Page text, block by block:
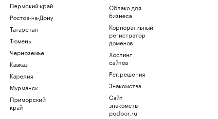
Пермский край
Ростов-на-Дону
Татарстан
Тюмень
Черноземье
Кавказ
Карелия
Мурманск
Приморский
край
Облако для
бизнеса
Корпоративный
регистратор
доменов
Хостинг
сайтов
Рег.решения
Знакомства
Сайт
знакомств
podbor.ru